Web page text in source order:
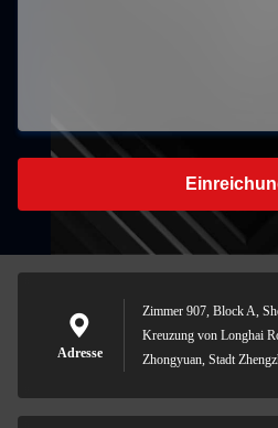
Adresse
Zimmer 907, Block A,
Kreuzung von Longhai
Zhongyuan, Stadt